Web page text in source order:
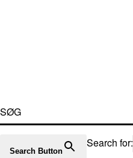
SØG
Search for:
Search Button